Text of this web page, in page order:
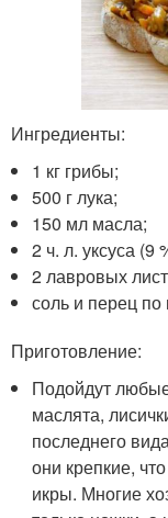
Ингредиенты:
1 кг грибы;
500 г лука;
150 мл масла;
2 ч. л. уксуса (9
2 лавровых
соль и перец по
Приготовление:
Подойдут
маслята,
последнего
они крепкие,
икры. Многие